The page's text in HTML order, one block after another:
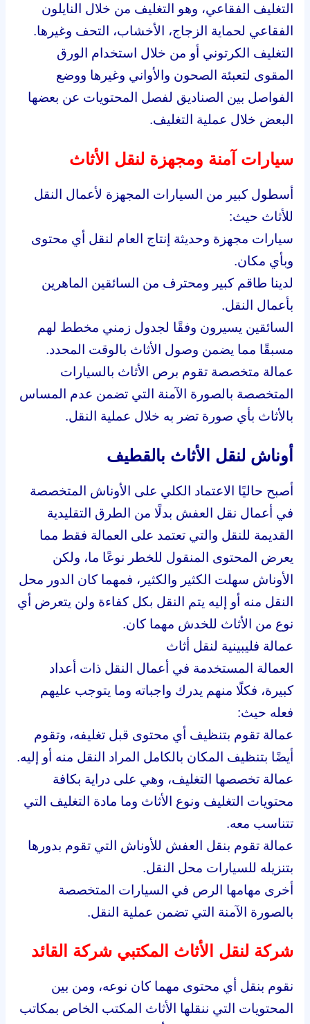
التغليف الفقاعي، وهو التغليف من خلال النايلون
الفقاعي لحماية الزجاج، الأخشاب، التحف وغيرها.
التغليف الكرتوني أو من خلال استخدام الورق
المقوى لتعبئة الصحون والأواني وغيرها ووضع
الفواصل بين الصناديق لفصل المحتويات عن بعضها
البعض خلال عملية التغليف.
سيارات آمنة ومجهزة لنقل الأثاث
أسطول كبير من السيارات المجهزة لأعمال النقل
للأثاث حيث:
سيارات مجهزة وحديثة إنتاج العام لنقل أي محتوى
وبأي مكان.
لدينا طاقم كبير ومحترف من السائقين الماهرين
بأعمال النقل.
السائقين يسيرون وفقًا لجدول زمني مخطط لهم
مسبقًا مما يضمن وصول الأثاث بالوقت المحدد.
عمالة متخصصة تقوم برص الأثاث بالسيارات
المتخصصة بالصورة الآمنة التي تضمن عدم المساس
بالأثاث بأي صورة تضر به خلال عملية النقل.
أوناش لنقل الأثاث بالقطيف
أصبح حاليًا الاعتماد الكلي على الأوناش المتخصصة
في أعمال نقل العفش بدلًا من الطرق التقليدية
القديمة للنقل والتي تعتمد على العمالة فقط مما
يعرض المحتوى المنقول للخطر نوعًا ما، ولكن
الأوناش سهلت الكثير والكثير، فمهما كان الدور محل
النقل منه أو إليه يتم النقل بكل كفاءة ولن يتعرض أي
نوع من الأثاث للخدش مهما كان.
عمالة فليبينية لنقل أثاث
العمالة المستخدمة في أعمال النقل ذات أعداد
كبيرة، فكلًا منهم يدرك واجباته وما يتوجب عليهم
فعله حيث:
عمالة تقوم بتنظيف أي محتوى قبل تغليفه، وتقوم
أيضًا بتنظيف المكان بالكامل المراد النقل منه أو إليه.
عمالة تخصصها التغليف، وهي على دراية بكافة
محتويات التغليف ونوع الأثاث وما مادة التغليف التي
تتناسب معه.
عمالة تقوم بنقل العفش للأوناش التي تقوم بدورها
بتنزيله للسيارات محل النقل.
أخرى مهامها الرص في السيارات المتخصصة
بالصورة الآمنة التي تضمن عملية النقل.
شركة لنقل الأثاث المكتبي شركة القائد
نقوم بنقل أي محتوى مهما كان نوعه، ومن بين
المحتويات التي ننقلها الأثاث المكتب الخاص بمكاتب